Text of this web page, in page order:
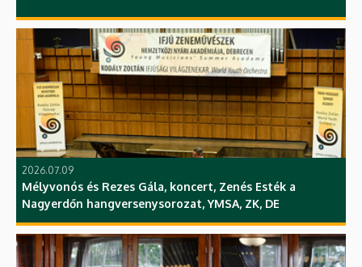
2026.07.09
Mélyvonós és Rezes Gála, koncert, Zenés Esték a
Nagyerdőn hangversenysorozat, YMSA, ZK, DE